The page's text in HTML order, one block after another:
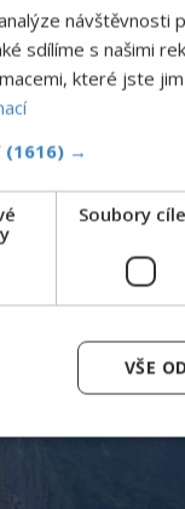
návštěvnosti
sdílíme s našimi
které jste
(1616) →
Soubory
VŠE